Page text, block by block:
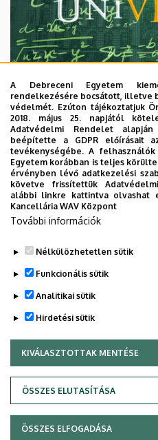
2026. augusztus 7.
Univerzum: A
titkos receptjei
KUTATÁS TUDOMÁNY
Adatvédelem
A Debreceni Egyetem
rendelkezésére bocsátott, illetve
védelmét. Ezúton tájékoztatjuk
2018. május 25. napjától
Adatvédelmi Rendelet
beépítette a GDPR előírásait
tevékenységébe. A
Egyetem korábban is teljes
érvényben lévő adatkezelési
követve frissítettük
alábbi linkre kattintva
Kancellária WAV Központ
További információk
Nélkülözhetetlen sütik
Funkcionális sütik
Analitikai sütik
Hirdetési sütik
KIVÁLASZTOTTAK MENTÉSE
ÖSSZES ELUTASÍTÁSA
WITHDRAW CONSENT
ÖSSZES ELFOGADÁSA